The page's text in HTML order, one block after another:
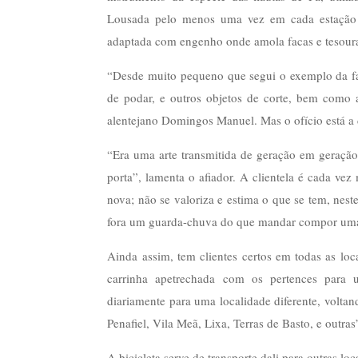
Lousada pelo menos uma vez em cada
adaptada com engenho onde amola facas e
“Desde muito pequeno que segui o exemplo da
de podar, e outros objetos de corte, bem como
alentejano Domingos Manuel. Mas o ofício está a
“Era uma arte transmitida de geração em
porta”, lamenta o afiador. A clientela é cada
nova; não se valoriza e estima o que se tem,
fora um guarda-chuva do que mandar compor
Ainda assim, tem clientes certos em todas as
carrinha apetrechada com os pertences
diariamente para uma localidade diferente,
Penafiel, Vila Meã, Lixa, Terras de Basto, e